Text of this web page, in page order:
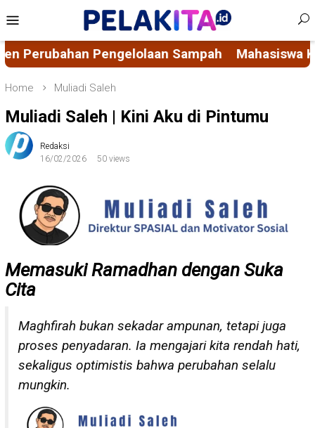
to
content
Menu
Mahasiswa KKN-PK 69 Desa
Home Muliadi Saleh
Muliadi Saleh | Kini Aku di Pintumu
Redaksi
16/02/2026
50 views
Memasuki Ramadhan dengan Suka
Cita
Maghfirah bukan sekadar ampunan, tetapi juga
proses penyadaran. Ia mengajari kita rendah hati,
sekaligus optimistis bahwa perubahan selalu
mungkin.